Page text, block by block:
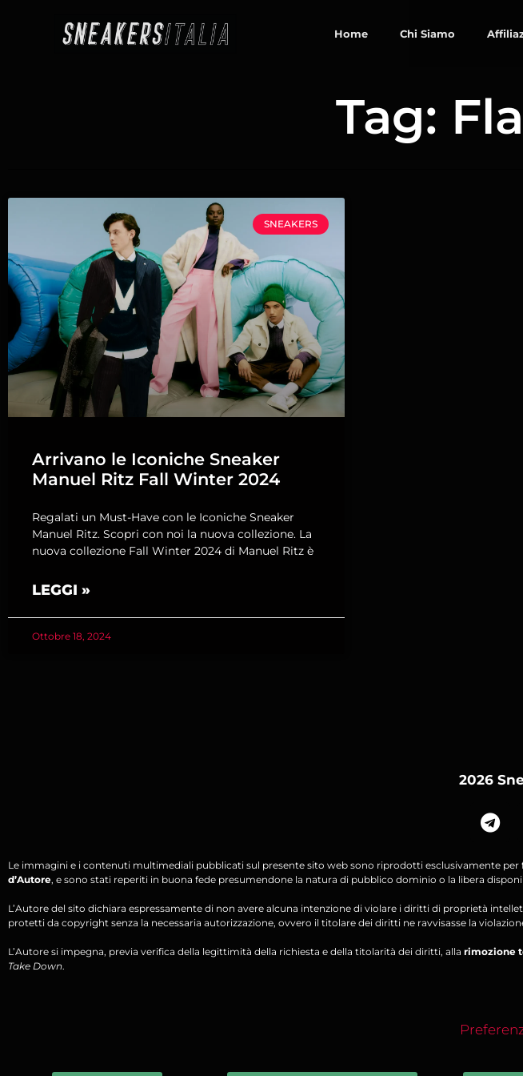
Home Chi Siamo
Tag:
SNEAKERS
Arrivano le Iconiche Sneaker
Manuel Ritz Fall Winter 2024
Regalati un Must-Have con le Iconiche Sneaker
Manuel Ritz. Scopri con noi la nuova collezione. La
nuova collezione Fall Winter 2024 di Manuel Ritz è
LEGGI »
Ottobre 18, 2024
2026
Le immagini e i contenuti multimediali pubblicati sul presente sito web sono riprodotti esclusivamente per
d’Autore, e sono stati reperiti in buona fede presumendone la natura di pubblico dominio o la libera
L’Autore del sito dichiara espressamente di non avere alcuna intenzione di violare i diritti di proprietà
protetti da copyright senza la necessaria autorizzazione, ovvero il titolare dei diritti ne ravvisasse la
L’Autore si impegna, previa verifica della legittimità della richiesta e della titolarità dei diritti, alla rimozione
Take Down.